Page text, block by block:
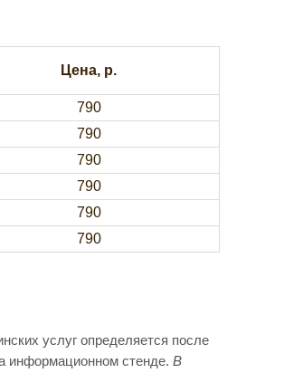
Цена, р.
790
790
790
790
790
790
услуг определяется после
информационном стенде. В